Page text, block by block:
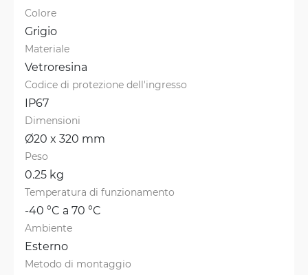
Colore
Grigio
Materiale
Vetroresina
Codice di protezione dell'ingresso
IP67
Dimensioni
Ø20 x 320 mm
Peso
0.25 kg
Temperatura di funzionamento
-40 °C a 70 °C
Ambiente
Esterno
Metodo di montaggio